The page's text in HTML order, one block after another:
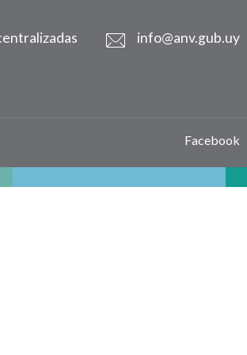
info@anv.gub.uy
Facebook